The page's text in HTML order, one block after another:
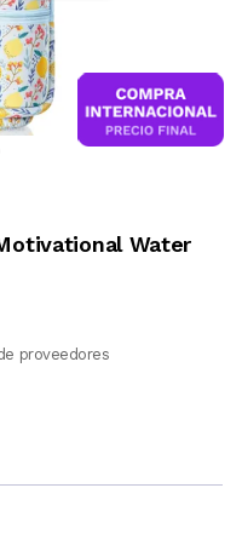
Water
proveedores